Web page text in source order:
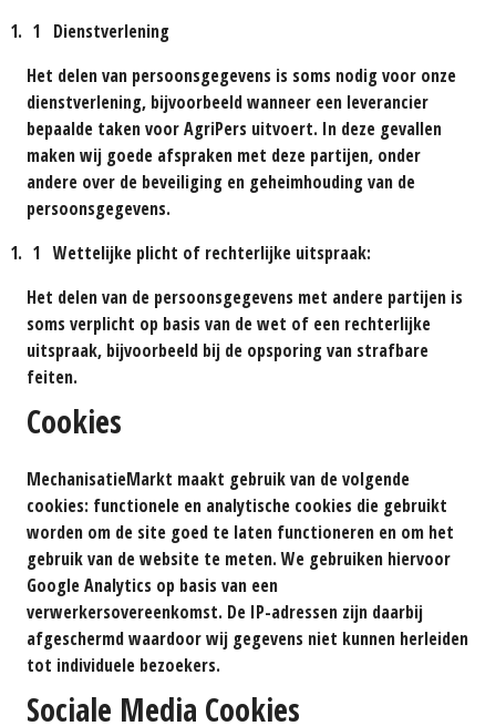
Dienstverlening
Het delen van persoonsgegevens is soms nodig voor onze
dienstverlening, bijvoorbeeld wanneer een leverancier
bepaalde taken voor AgriPers uitvoert. In deze gevallen
maken wij goede afspraken met deze partijen, onder
andere over de beveiliging en geheimhouding van de
persoonsgegevens.
Wettelijke plicht of rechterlijke uitspraak:
Het delen van de persoonsgegevens met andere partijen is
soms verplicht op basis van de wet of een rechterlijke
uitspraak, bijvoorbeeld bij de opsporing van strafbare
feiten.
Cookies
MechanisatieMarkt maakt gebruik van de volgende
cookies: functionele en analytische cookies die gebruikt
worden om de site goed te laten functioneren en om het
gebruik van de website te meten. We gebruiken hiervoor
Google Analytics op basis van een
verwerkersovereenkomst. De IP-adressen zijn daarbij
afgeschermd waardoor wij gegevens niet kunnen herleiden
tot individuele bezoekers.
Sociale Media Cookies